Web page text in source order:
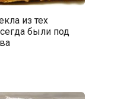
из тех
были под